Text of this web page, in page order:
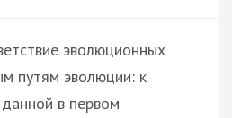
эволюционных
путям эволюции: к
в первом